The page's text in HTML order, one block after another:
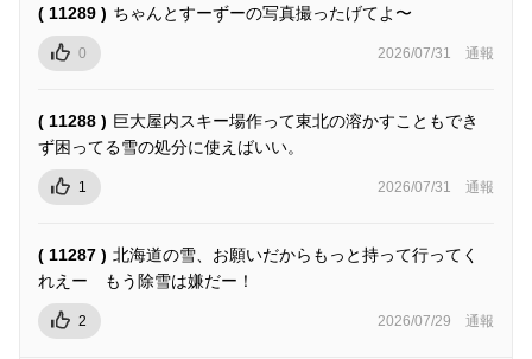
( 11289 ) ちゃんとすーずーの写真撮ったげてよ〜
0 2026/07/31 通報
( 11288 ) 巨大屋内スキー場作って東北の溶かすこともでき
ず困ってる雪の処分に使えばいい。
1 2026/07/31 通報
( 11287 ) 北海道の雪、お願いだからもっと持って行ってく
れえー もう除雪は嫌だー！
2 2026/07/29 通報